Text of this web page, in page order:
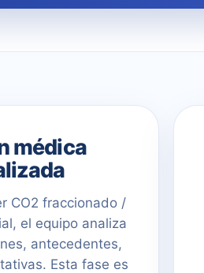
médica
CO2 fraccionado /
el equipo analiza
antecedentes,
Esta fase es